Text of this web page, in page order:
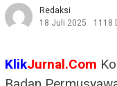
Redaksi
18 Juli 2025
1118
KlikJurnal.Com